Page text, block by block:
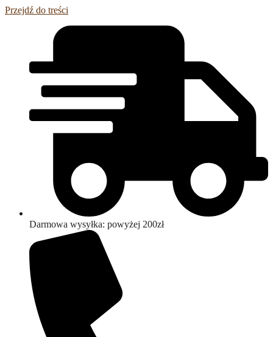
Przejdź do treści
Darmowa wysyłka: powyżej 200zł